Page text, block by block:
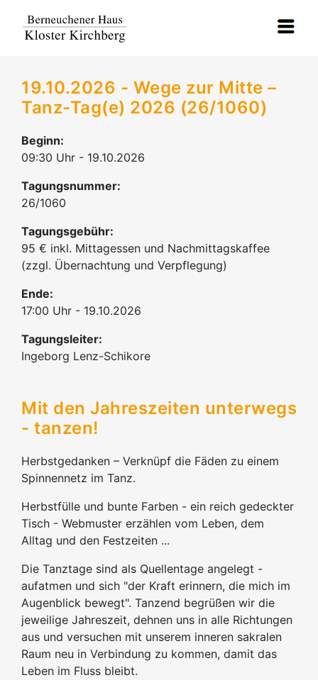
19.10.2026 - Wege zur Mitte –
Tanz-Tag(e) 2026 (26/1060)
Beginn:
09:30 Uhr - 19.10.2026
Tagungsnummer:
26/1060
Tagungsgebühr:
95 € inkl. Mittagessen und Nachmittagskaffee
(zzgl. Übernachtung und Verpflegung)
Ende:
17:00 Uhr - 19.10.2026
Tagungsleiter:
Ingeborg Lenz-Schikore
Mit den Jahreszeiten unterwegs
- tanzen!
Herbstgedanken – Verknüpf die Fäden zu einem
Spinnennetz im Tanz.
Herbstfülle und bunte Farben - ein reich gedeckter
Tisch - Webmuster erzählen vom Leben, dem
Alltag und den Festzeiten ...
Die Tanztage sind als Quellentage angelegt -
aufatmen und sich "der Kraft erinnern, die mich im
Augenblick bewegt". Tanzend begrüßen wir die
jeweilige Jahreszeit, dehnen uns in alle Richtungen
aus und versuchen mit unserem inneren sakralen
Raum neu in Verbindung zu kommen, damit das
Leben im Fluss bleibt.